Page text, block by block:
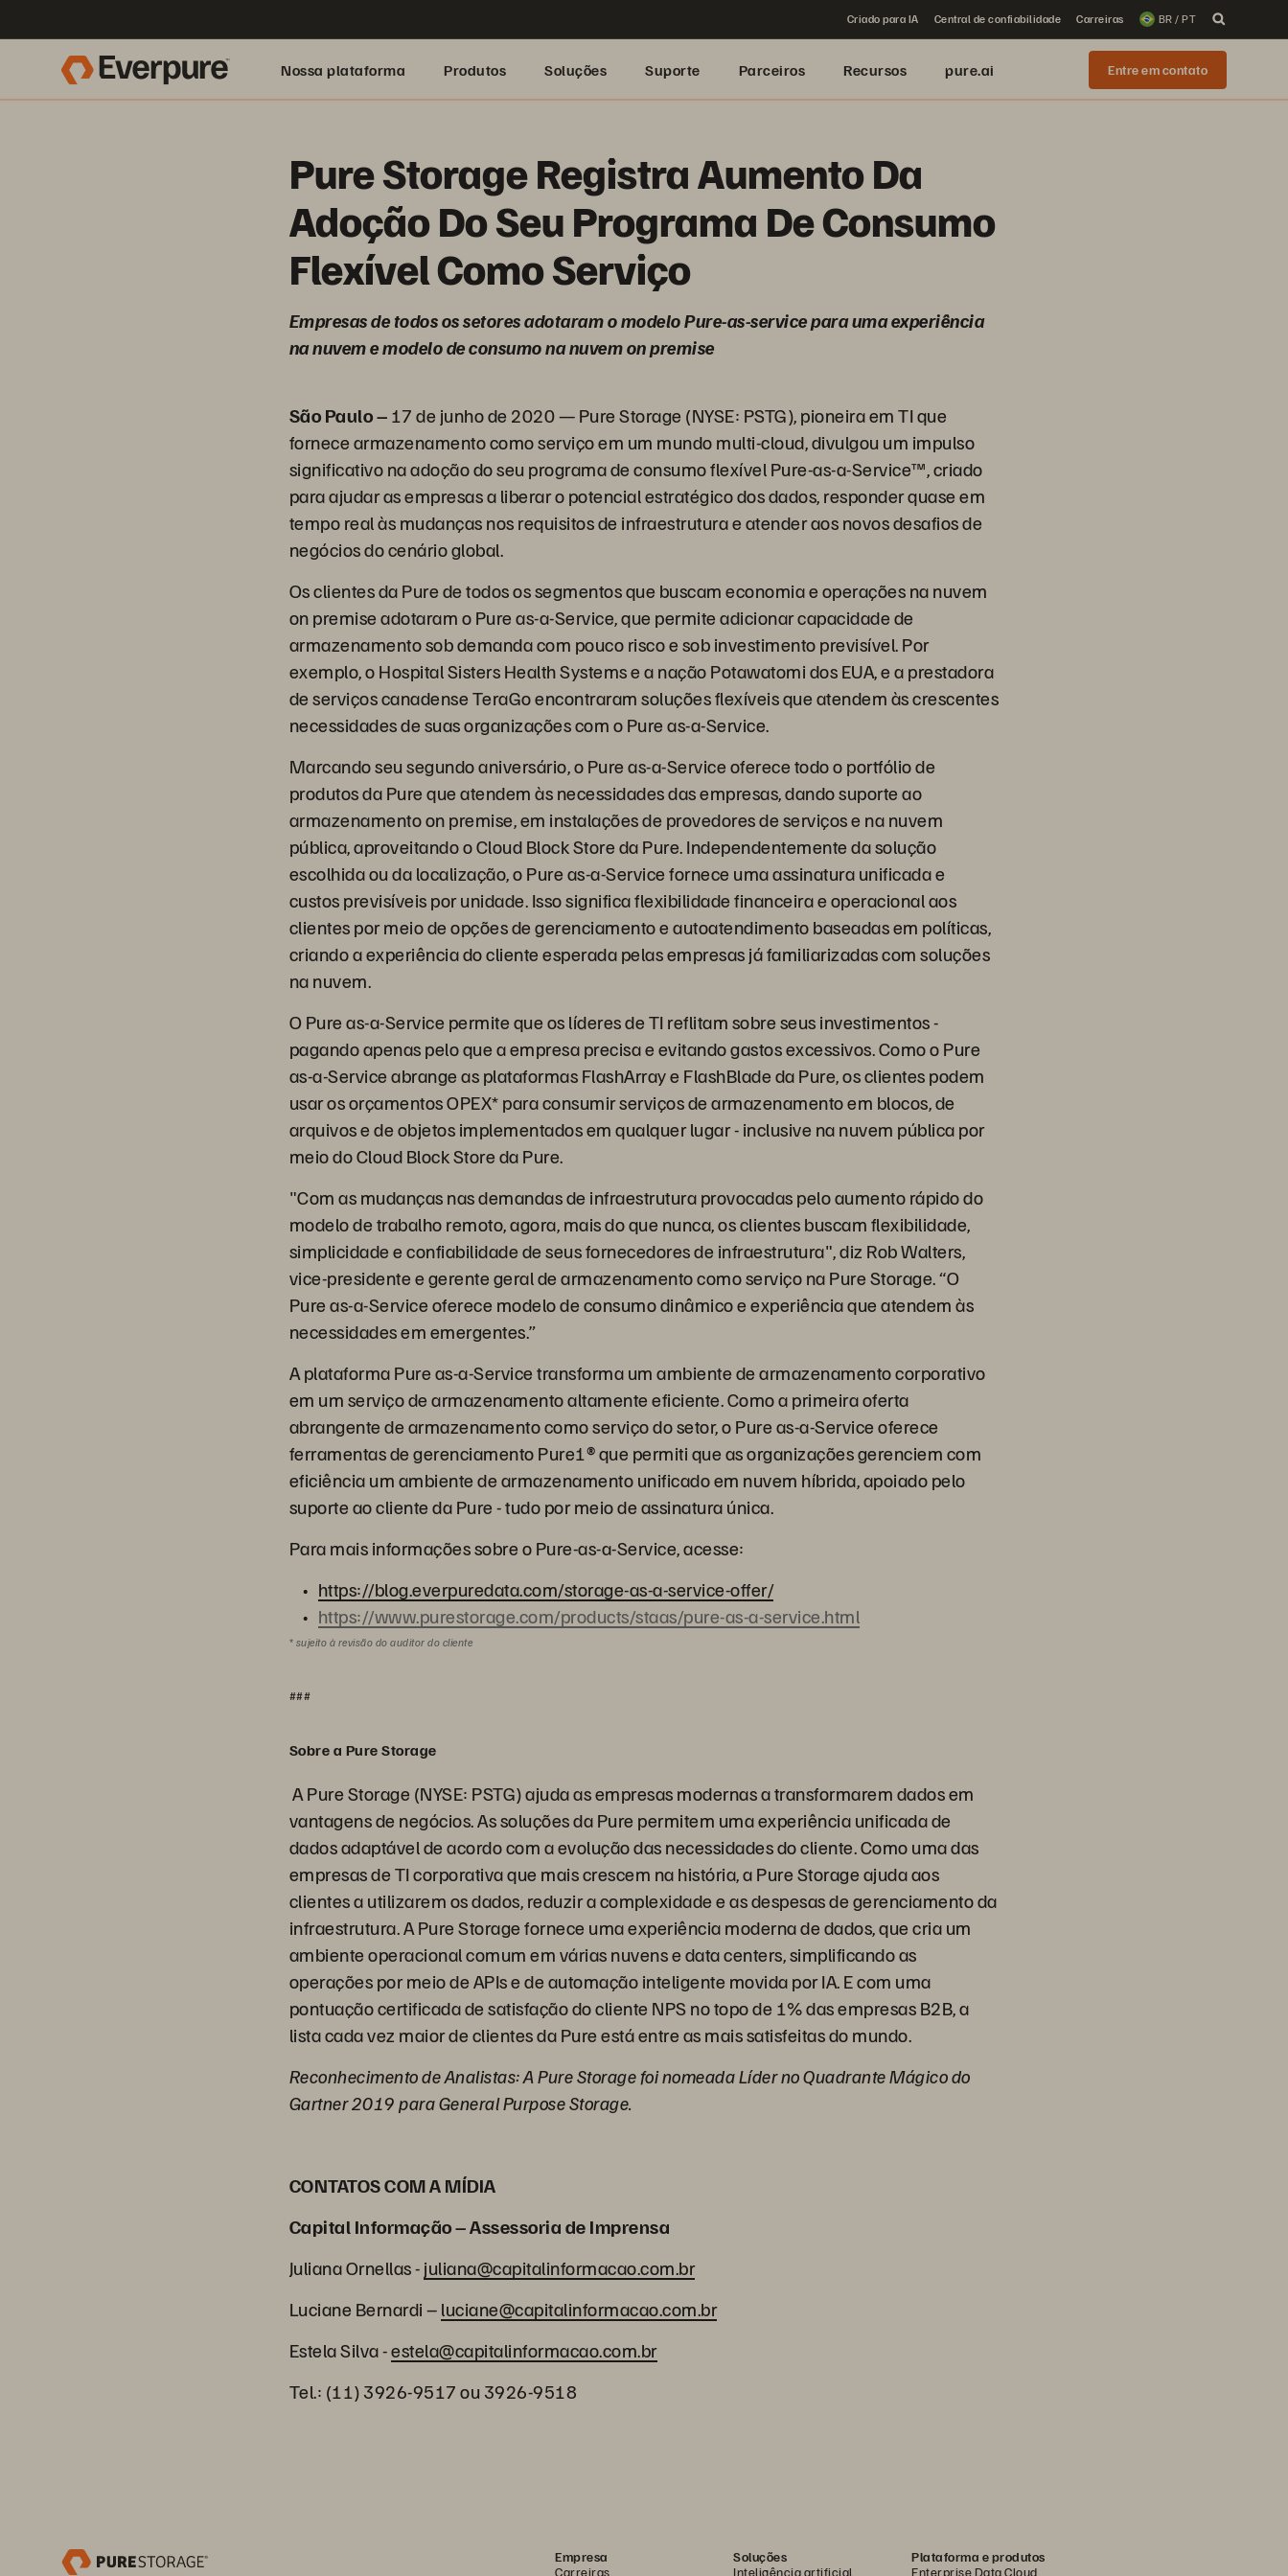
Criado para IA Central de confiabilidade Carreiras BR / PT
Nossa plataforma Produtos Soluções Suporte Parceiros Recursos pure.ai Entre em contato
Pure Storage Registra Aumento Da
Adoção Do Seu Programa De Consumo
Flexível Como Serviço
Empresas de todos os setores adotaram o modelo Pure-as-service para uma experiência
na nuvem e modelo de consumo na nuvem on premise
São Paulo –17 de junho de 2020 — Pure Storage (NYSE: PSTG), pioneira em TI que
fornece armazenamento como serviço em um mundo multi-cloud, divulgou um impulso
significativo na adoção do seu programa de consumo flexível Pure-as-a-Service™, criado
para ajudar as empresas a liberar o potencial estratégico dos dados, responder quase em
tempo real às mudanças nos requisitos de infraestrutura e atender aos novos desafios de
negócios do cenário global.
Os clientes da Pure de todos os segmentos que buscam economia e operações na nuvem
on premise adotaram o Pure as-a-Service, que permite adicionar capacidade de
armazenamento sob demanda com pouco risco e sob investimento previsível. Por
exemplo, o Hospital Sisters Health Systems e a nação Potawatomi dos EUA, e a prestadora
de serviços canadense TeraGo encontraram soluções flexíveis que atendem às crescentes
necessidades de suas organizações com o Pure as-a-Service.
Marcando seu segundo aniversário, o Pure as-a-Service oferece todo o portfólio de
produtos da Pure que atendem às necessidades das empresas, dando suporte ao
armazenamento on premise, em instalações de provedores de serviços e na nuvem
pública, aproveitando o Cloud Block Store da Pure. Independentemente da solução
escolhida ou da localização, o Pure as-a-Service fornece uma assinatura unificada e
custos previsíveis por unidade. Isso significa flexibilidade financeira e operacional aos
clientes por meio de opções de gerenciamento e autoatendimento baseadas em políticas,
criando a experiência do cliente esperada pelas empresas já familiarizadas com soluções
na nuvem.
O Pure as-a-Service permite que os líderes de TI reflitam sobre seus investimentos -
pagando apenas pelo que a empresa precisa e evitando gastos excessivos. Como o Pure
as-a-Service abrange as plataformas FlashArray e FlashBlade da Pure, os clientes podem
usar os orçamentos OPEX* para consumir serviços de armazenamento em blocos, de
arquivos e de objetos implementados em qualquer lugar - inclusive na nuvem pública por
meio do Cloud Block Store da Pure.
"Com as mudanças nas demandas de infraestrutura provocadas pelo aumento rápido do
modelo de trabalho remoto, agora, mais do que nunca, os clientes buscam flexibilidade,
simplicidade e confiabilidade de seus fornecedores de infraestrutura", diz Rob Walters,
vice-presidente e gerente geral de armazenamento como serviço na Pure Storage. “O
Pure as-a-Service oferece modelo de consumo dinâmico e experiência que atendem às
necessidades em emergentes.”
A plataforma Pure as-a-Service transforma um ambiente de armazenamento corporativo
em um serviço de armazenamento altamente eficiente. Como a primeira oferta
abrangente de armazenamento como serviço do setor, o Pure as-a-Service oferece
ferramentas de gerenciamento Pure1® que permiti que as organizações gerenciem com
eficiência um ambiente de armazenamento unificado em nuvem híbrida, apoiado pelo
suporte ao cliente da Pure - tudo por meio de assinatura única.
Para mais informações sobre o Pure-as-a-Service, acesse:
https://blog.everpuredata.com/storage-as-a-service-offer/
https://www.purestorage.com/products/staas/pure-as-a-service.html
* sujeito à revisão do auditor do cliente
###
Sobre a Pure Storage
A Pure Storage (NYSE: PSTG) ajuda as empresas modernas a transformarem dados em
vantagens de negócios. As soluções da Pure permitem uma experiência unificada de
dados adaptável de acordo com a evolução das necessidades do cliente. Como uma das
empresas de TI corporativa que mais crescem na história, a Pure Storage ajuda aos
clientes a utilizarem os dados, reduzir a complexidade e as despesas de gerenciamento da
infraestrutura. A Pure Storage fornece uma experiência moderna de dados, que cria um
ambiente operacional comum em várias nuvens e data centers, simplificando as
operações por meio de APIs e de automação inteligente movida por IA. E com uma
pontuação certificada de satisfação do cliente NPS no topo de 1% das empresas B2B, a
lista cada vez maior de clientes da Pure está entre as mais satisfeitas do mundo.
Reconhecimento de Analistas: A Pure Storage foi nomeada Líder no Quadrante Mágico do
Gartner 2019 para General Purpose Storage.
CONTATOS COM A MÍDIA
Capital Informação – Assessoria de Imprensa
Juliana Ornellas -juliana@capitalinformacao.com.br
Luciane Bernardi –luciane@capitalinformacao.com.br
Estela Silva -estela@capitalinformacao.com.br
Tel.: (11) 3926-9517 ou 3926-9518
Empresa
Carreiras
Soluções
Inteligência artificial
Plataforma e produtos
Enterprise Data Cloud